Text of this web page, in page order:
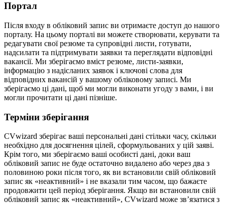
Портал
Після входу в обліковий запис ви отримаєте доступ до нашого
порталу. На цьому порталі ви можете створювати, керувати та
редагувати свої резюме та супровідні листи, готувати,
надсилати та підтримувати заявки та переглядати відповідні
вакансії. Ми зберігаємо вміст резюме, листи-заявки,
інформацію з надісланих заявок і ключові слова для
відповідних вакансій у вашому обліковому записі. Ми
зберігаємо ці дані, щоб ми могли виконати угоду з вами, і ви
могли прочитати ці дані пізніше.
Терміни зберігання
CVwizard зберігає ваші персональні дані стільки часу, скільки
необхідно для досягнення цілей, сформульованих у цій заяві.
Крім того, ми зберігаємо ваші особисті дані, доки ваш
обліковий запис не буде остаточно видалено або через два з
половиною роки після того, як ви встановили свій обліковий
запис як «неактивний» і не вказали тим часом, що бажаєте
продовжити цей період зберігання. Якщо ви встановили свій
обліковий запис як «неактивний», CVwizard може зв’язатися з